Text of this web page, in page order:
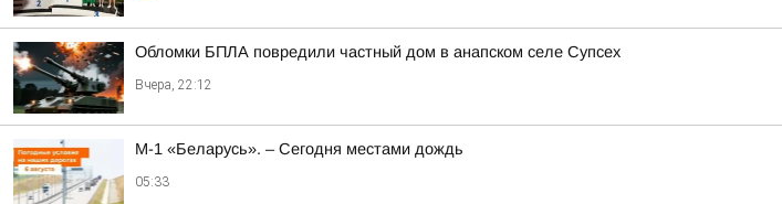
Обломки БПЛА повредили частный дом в анапском селе Супсех
Вчера, 22:12
М-1 «Беларусь». – Сегодня местами дождь
05:33